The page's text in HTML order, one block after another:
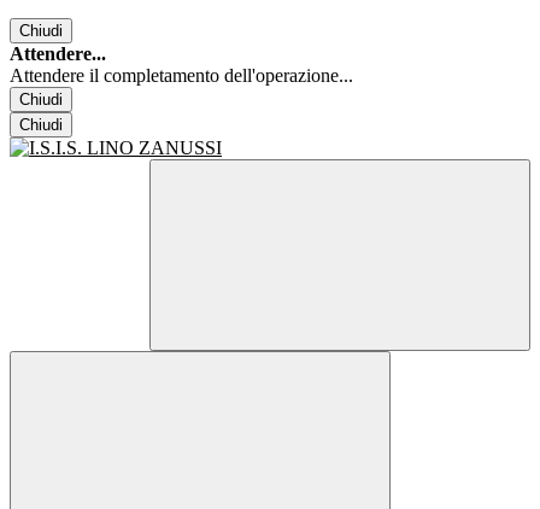
Chiudi
Attendere...
Attendere il completamento dell'operazione...
Chiudi
Chiudi